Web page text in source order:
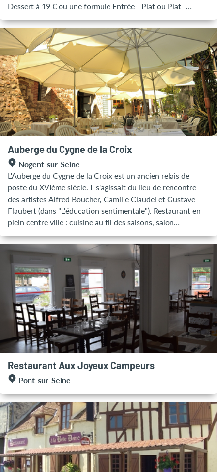
Dessert à 19 € ou une formule Entrée - Plat ou Plat -
Dessert & Vendredi Soir, Samedi midi et Samedi Soir à la
carte.
Auberge du Cygne de la Croix
Nogent-sur-Seine
L'Auberge du Cygne de la Croix est un ancien relais de
poste du XVIème siècle. Il s'agissait du lieu de rencontre
des artistes Alfred Boucher, Camille Claudel et Gustave
Flaubert (dans "L'éducation sentimentale"). Restaurant en
plein centre ville : cuisine au fil des saisons, salon
modulable, menus groupes. Traiteur et organisateur de
réceptions pour célébrer vos cérémonies, mariages, fêtes
familiales, visites en groupes sur la région, séminaires
professionnels : salles pour évènements de 20 à 200
personnes, possibilité d'accueillir jusqu'à 500 personnes
sous un chapiteau dans un parc de 17 ha. Saison d'été : -
Ouvert tous les midis - Fermé le lundi, mardi et dimanche
soir (sauf pour groupes) Saison d'hiver : - Lundi : fermé -
Mardi et Mercredi : ouvert le midi / fermé le soir - Jeudi à
Samedi : ouvert midi et soir - Dimanche : ouvert le midi /
fermé le soir
Restaurant Aux Joyeux Campeurs
Pont-sur-Seine